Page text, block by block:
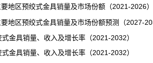
预绞式金具销量及市场份额（2021-2026）
预绞式金具销量及市场份额预测（2027-
具销量、收入及增长率（2021-2032）
具销量、收入及增长率（2021-2032）